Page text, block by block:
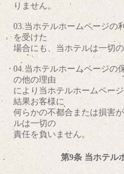
りません。
03.当ホテルホームページの
を受けた
場合にも、当ホテルは一切
04.当ホテルホームページの
の他の理由
により当ホテルホームペー
結果お客様に
何らかの不都合または損害
ルは一切の
責任を負いません。
第9条 当ホテル